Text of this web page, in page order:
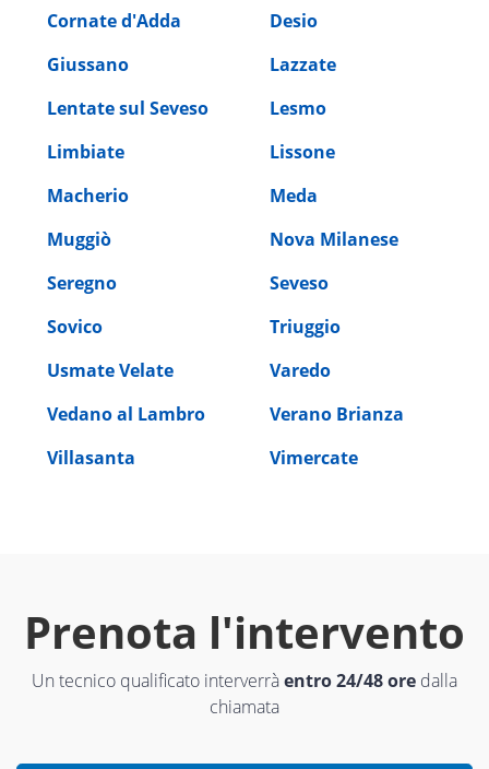
Cornate d'Adda
Desio
Giussano
Lazzate
Lentate sul Seveso
Lesmo
Limbiate
Lissone
Macherio
Meda
Muggiò
Nova Milanese
Seregno
Seveso
Sovico
Triuggio
Usmate Velate
Varedo
Vedano al Lambro
Verano Brianza
Villasanta
Vimercate
Prenota l'intervento
Un tecnico qualificato interverràentro 24/48 ore dalla
chiamata